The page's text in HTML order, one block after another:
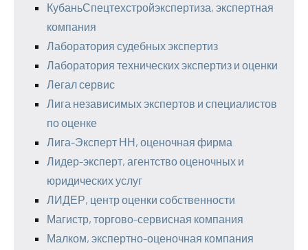
КубаньСпецтехстройэкспертиза, экспертная
компания
Лаборатория судебных экспертиз
Лаборатория технических экспертиз и оценки
Легал сервис
Лига независимых экспертов и специалистов
по оценке
Лига-Эксперт НН, оценочная фирма
Лидер-эксперт, агентство оценочных и
юридических услуг
ЛИДЕР, центр оценки собственности
Магистр, торгово-сервисная компания
Малком, экспертно-оценочная компания